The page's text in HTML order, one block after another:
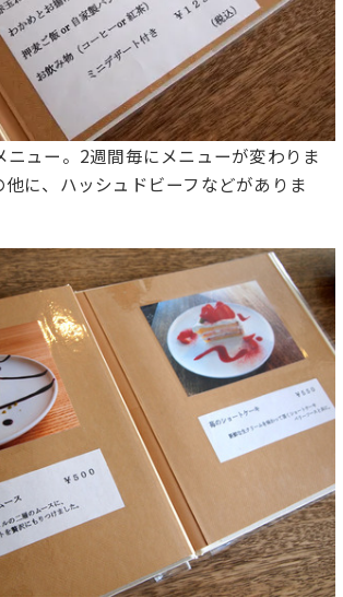
ニュー。2週間毎にメニューが変わりま
他に、ハッシュドビーフなどがありま